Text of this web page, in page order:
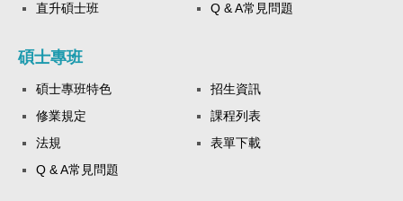
直升碩士班
Q & A常見問題
碩士專班
碩士專班特色
招生資訊
修業規定
課程列表
法規
表單下載
Q & A常見問題